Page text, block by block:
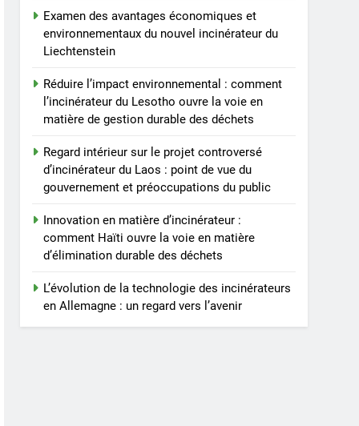
Examen des avantages économiques et
environnementaux du nouvel incinérateur du
Liechtenstein
Réduire l’impact environnemental : comment
l’incinérateur du Lesotho ouvre la voie en
matière de gestion durable des déchets
Regard intérieur sur le projet controversé
d’incinérateur du Laos : point de vue du
gouvernement et préoccupations du public
Innovation en matière d’incinérateur :
comment Haïti ouvre la voie en matière
d’élimination durable des déchets
L’évolution de la technologie des incinérateurs
en Allemagne : un regard vers l’avenir